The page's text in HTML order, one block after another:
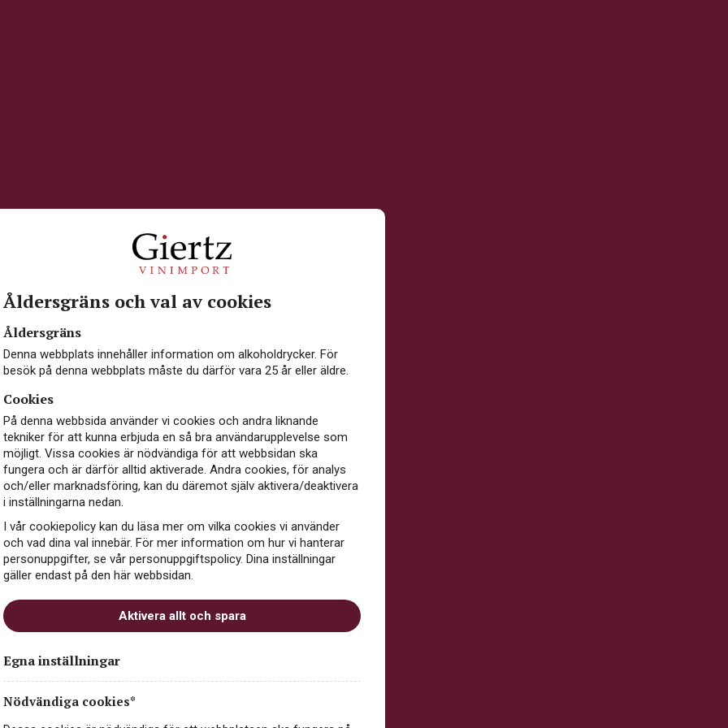
Åldersgräns och val av cookies
Åldersgräns
Denna webbplats innehåller information om alkoholdrycker. För
besök på denna webbplats måste du därför vara 25 år eller äldre.
Cookies
På denna webbsida använder vi cookies och andra liknande
tekniker för att kunna erbjuda en så bra användarupplevelse som
möjligt. Vissa cookies är nödvändiga för att webbsidan ska
fungera och är därför alltid aktiverade. Andra cookies, för analys
och/eller marknadsföring, kan du däremot själv aktivera/deaktivera
i inställningarna nedan.
I vår cookiepolicy kan du läsa mer om vilka cookies vi använder
och vad dina val innebär. För mer information om hur vi hanterar
personuppgifter, se vår personuppgiftspolicy. Dina inställningar
gäller endast på den här webbsidan.
Aktivera allt och spara
Egna inställningar
Nödvändiga cookies*